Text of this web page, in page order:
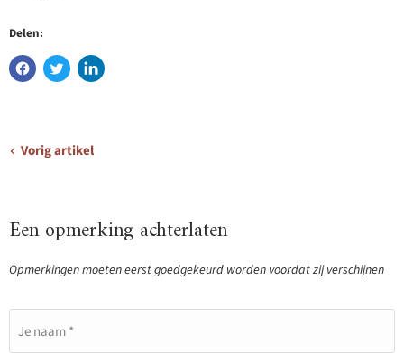
Delen:
Vorig artikel
Een opmerking achterlaten
Opmerkingen moeten eerst goedgekeurd worden voordat zij verschijnen
Je naam *